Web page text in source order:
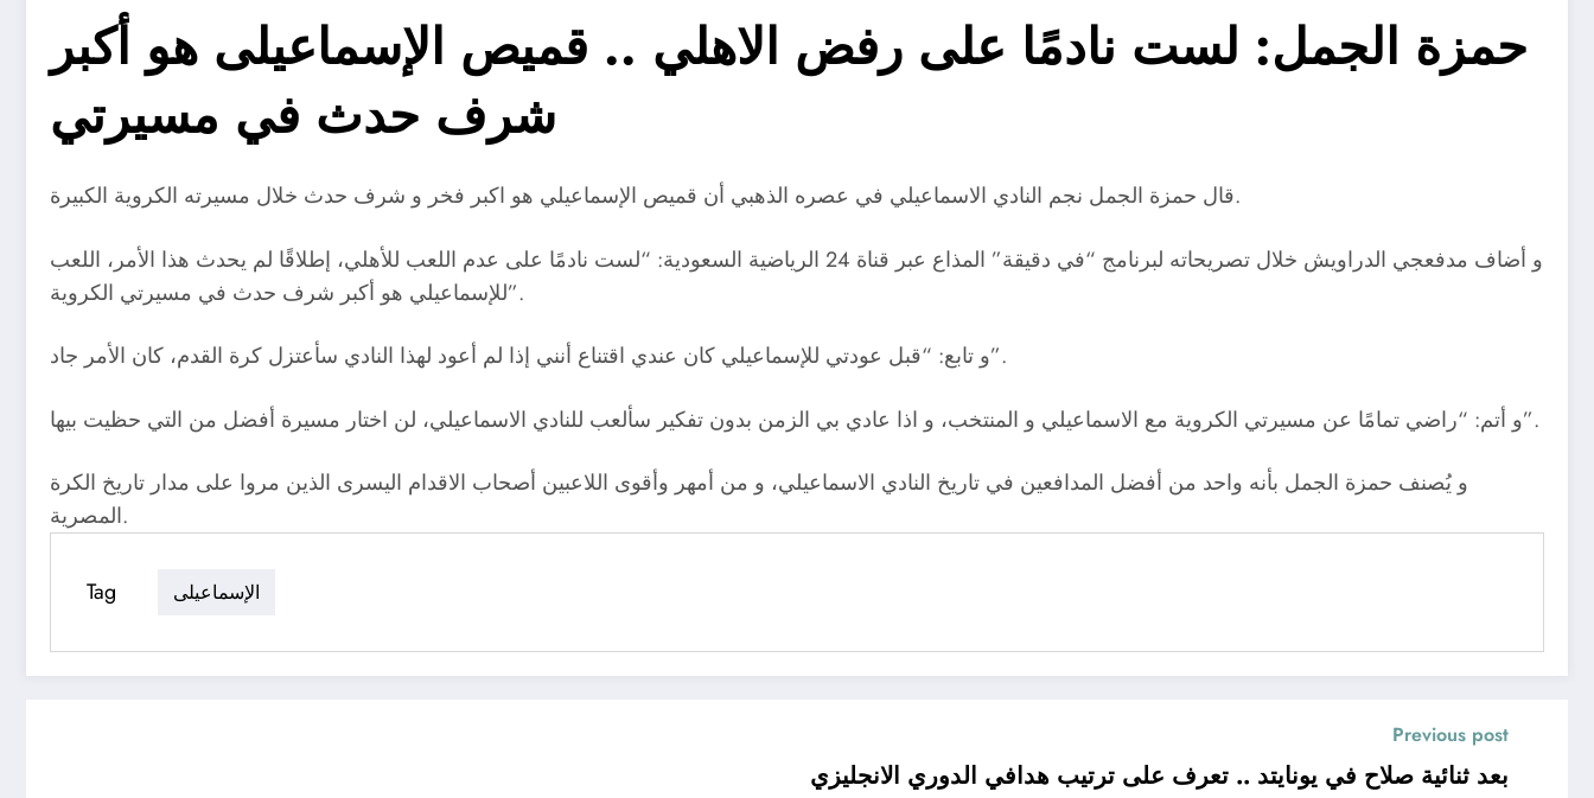
حمزة الجمل: لست نادمًا على رفض الاهلي .. قميص الإسماعيلى هو أكبر
شرف حدث في مسيرتي
قال حمزة الجمل نجم النادي الاسماعيلي في عصره الذهبي أن قميص الإسماعيلي هو اكبر فخر و شرف حدث خلال مسيرته الكروية الكبيرة.
و أضاف مدفعجي الدراويش خلال تصريحاته لبرنامج “في دقيقة” المذاع عبر قناة 24 الرياضية السعودية: “لست نادمًا على عدم اللعب للأهلي، إطلاقًا لم يحدث هذا الأمر، اللعب
للإسماعيلي هو أكبر شرف حدث في مسيرتي الكروية”.
و تابع: “قبل عودتي للإسماعيلي كان عندي اقتناع أنني إذا لم أعود لهذا النادي سأعتزل كرة القدم، كان الأمر جاد”.
و أتم: “راضي تمامًا عن مسيرتي الكروية مع الاسماعيلي و المنتخب، و اذا عادي بي الزمن بدون تفكير سألعب للنادي الاسماعيلي، لن اختار مسيرة أفضل من التي حظيت بيها”.
و يُصنف حمزة الجمل بأنه واحد من أفضل المدافعين في تاريخ النادي الاسماعيلي، و من أمهر وأقوى اللاعبين أصحاب الاقدام اليسرى الذين مروا على مدار تاريخ الكرة
المصرية.
Tag الإسماعيلى
Previous post
بعد ثنائية صلاح في يونايتد .. تعرف على ترتيب هدافي الدوري الانجليزي